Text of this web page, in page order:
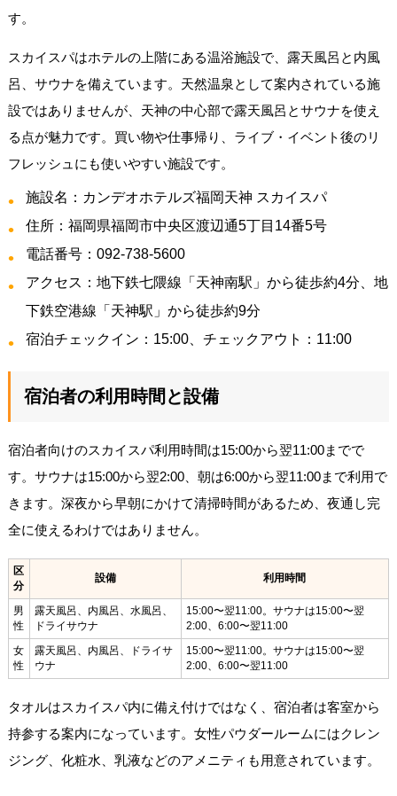
す。
スカイスパはホテルの上階にある温浴施設で、露天風呂と内風
呂、サウナを備えています。天然温泉として案内されている施
設ではありませんが、天神の中心部で露天風呂とサウナを使え
る点が魅力です。買い物や仕事帰り、ライブ・イベント後のリ
フレッシュにも使いやすい施設です。
施設名：カンデオホテルズ福岡天神 スカイスパ
住所：福岡県福岡市中央区渡辺通5丁目14番5号
電話番号：092-738-5600
アクセス：地下鉄七隈線「天神南駅」から徒歩約4分、地
下鉄空港線「天神駅」から徒歩約9分
宿泊チェックイン：15:00、チェックアウト：11:00
宿泊者の利用時間と設備
宿泊者向けのスカイスパ利用時間は15:00から翌11:00までで
す。サウナは15:00から翌2:00、朝は6:00から翌11:00まで利用で
きます。深夜から早朝にかけて清掃時間があるため、夜通し完
全に使えるわけではありません。
区
分
設備 利用時間
男
性
露天風呂、内風呂、水風呂、
ドライサウナ
15:00〜翌11:00。サウナは15:00〜翌
2:00、6:00〜翌11:00
女
性
露天風呂、内風呂、ドライサ
ウナ
15:00〜翌11:00。サウナは15:00〜翌
2:00、6:00〜翌11:00
タオルはスカイスパ内に備え付けではなく、宿泊者は客室から
持参する案内になっています。女性パウダールームにはクレン
ジング、化粧水、乳液などのアメニティも用意されています。